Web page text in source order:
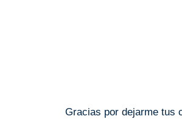
Gracias por dejarme tus